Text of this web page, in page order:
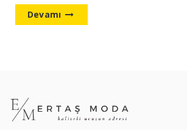
Devamı